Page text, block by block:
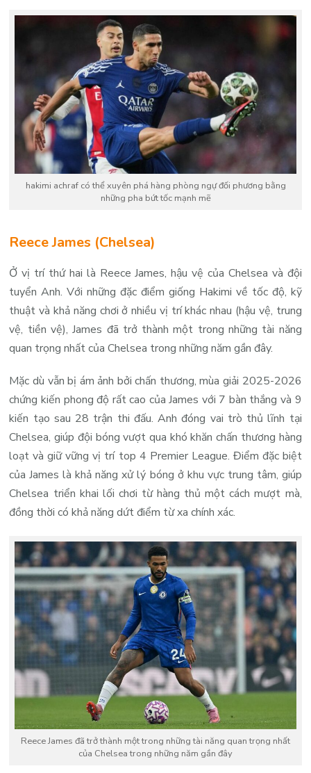
hakimi achraf có thể xuyên phá hàng phòng ngự đối phương bằng
những pha bứt tốc mạnh mẽ
Reece James (Chelsea)
Ở vị trí thứ hai là Reece James, hậu vệ của Chelsea và đội
tuyển Anh. Với những đặc điểm giống Hakimi về tốc độ, kỹ
thuật và khả năng chơi ở nhiều vị trí khác nhau (hậu vệ, trung
vệ, tiền vệ), James đã trở thành một trong những tài năng
quan trọng nhất của Chelsea trong những năm gần đây.
Mặc dù vẫn bị ám ảnh bởi chấn thương, mùa giải 2025-2026
chứng kiến phong độ rất cao của James với 7 bàn thắng và 9
kiến tạo sau 28 trận thi đấu. Anh đóng vai trò thủ lĩnh tại
Chelsea, giúp đội bóng vượt qua khó khăn chấn thương hàng
loạt và giữ vững vị trí top 4 Premier League. Điểm đặc biệt
của James là khả năng xử lý bóng ở khu vực trung tâm, giúp
Chelsea triển khai lối chơi từ hàng thủ một cách mượt mà,
đồng thời có khả năng dứt điểm từ xa chính xác.
Reece James đã trở thành một trong những tài năng quan trọng nhất
của Chelsea trong những năm gần đây